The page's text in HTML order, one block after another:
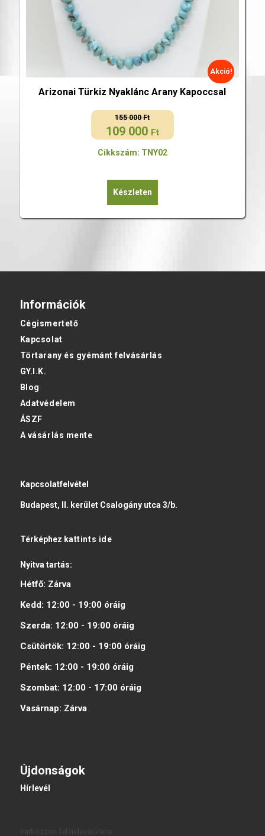
Arizonai Türkiz Nyaklánc Arany Kapoccsal
155 000Ft
Original
was:
000 Ft.
109 000 Ft
Current
is:
000 Ft.
Akció!
Cikkszám: TNY02
Készleten
Információk
Cégismertető
Kapcsolat
Törtarany és gyémánt felvásárlás
GY.I.K.
Blog
Adatvédelem
ÁSZF
A vásárlás mente
Kapcsolatfelvétel
Budapest, II. kerület Csalogány utca 3/b.
Térképhez kattints ide
Nyitva tartás:
Hétfő: Zárva
Kedd: 12:00 - 19:00 óráig
Szerda: 12:00 - 19:00 óráig
Csütörtök: 12:00 - 19:00 óráig
Péntek: 12:00 - 19:00 óráig
Szombat: 12:00 - 17:00 óráig
Vasárnap: Zárva
Újdonságok
Hírlevél